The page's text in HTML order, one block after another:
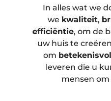
In alles wat we
we kwaliteit,
efficiëntie, om de
uw huis te
om
leveren die u
mensen